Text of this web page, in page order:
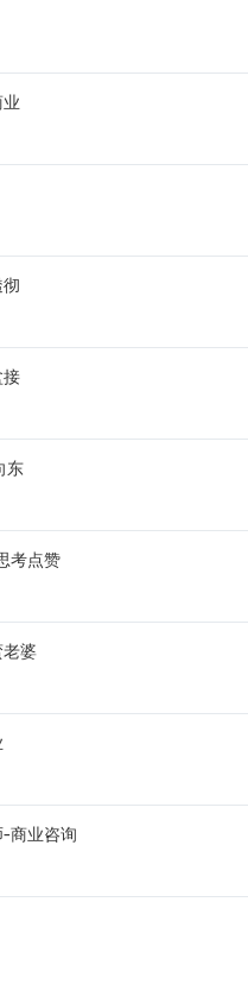
接
东
考点赞
老婆
商业咨询